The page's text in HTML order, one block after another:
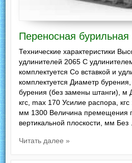
Переносная
Технические характеристики
удлинителей 2065 С
комплектуется Со вставкой и
комплектуется Диаметр
бурения (без замены штанги), м
кгс, max 170 Усилие распора,
мм 1300 Величина премещения
вертикальной плоскости, мм Без
Читать далее »